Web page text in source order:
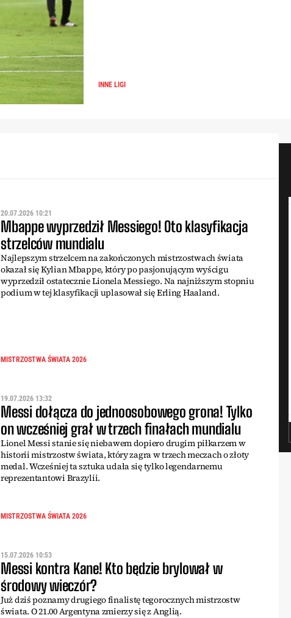
INNE LIGI
20.07.2026 10:21
Mbappe wyprzedził Messiego! Oto klasyfikacja
strzelców mundialu
Najlepszym strzelcem na zakończonych mistrzostwach świata
okazał się Kylian Mbappe, który po pasjonującym wyścigu
wyprzedził ostatecznie Lionela Messiego. Na najniższym stopniu
podium w tej klasyfikacji uplasował się Erling Haaland.
MISTRZOSTWA ŚWIATA 2026
19.07.2026 13:32
Messi dołącza do jednoosobowego grona! Tylko
on wcześniej grał w trzech finałach mundialu
Lionel Messi stanie się niebawem dopiero drugim piłkarzem w
historii mistrzostw świata, który zagra w trzech meczach o złoty
medal. Wcześniej ta sztuka udała się tylko legendarnemu
reprezentantowi Brazylii.
MISTRZOSTWA ŚWIATA 2026
15.07.2026 10:53
Messi kontra Kane! Kto będzie brylował w
środowy wieczór?
Już dziś poznamy drugiego finalistę tegorocznych mistrzostw
świata. O 21.00 Argentyna zmierzy się z Anglią.